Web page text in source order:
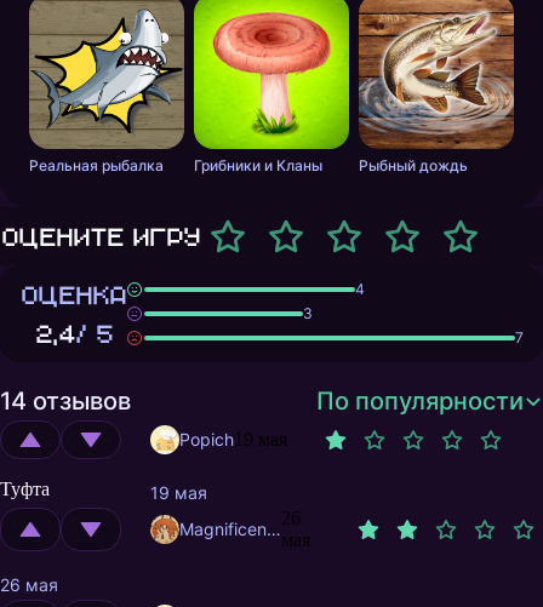
Реальная рыбалка Грибники и Кланы Рыбный дождь
Оцените игру
ОЦЕНКА
2,4/ 5
4
3
7
14 отзывов По популярности
Popich19 мая
Туфта
19 мая
MagnificentMrFox
26
мая
26 мая